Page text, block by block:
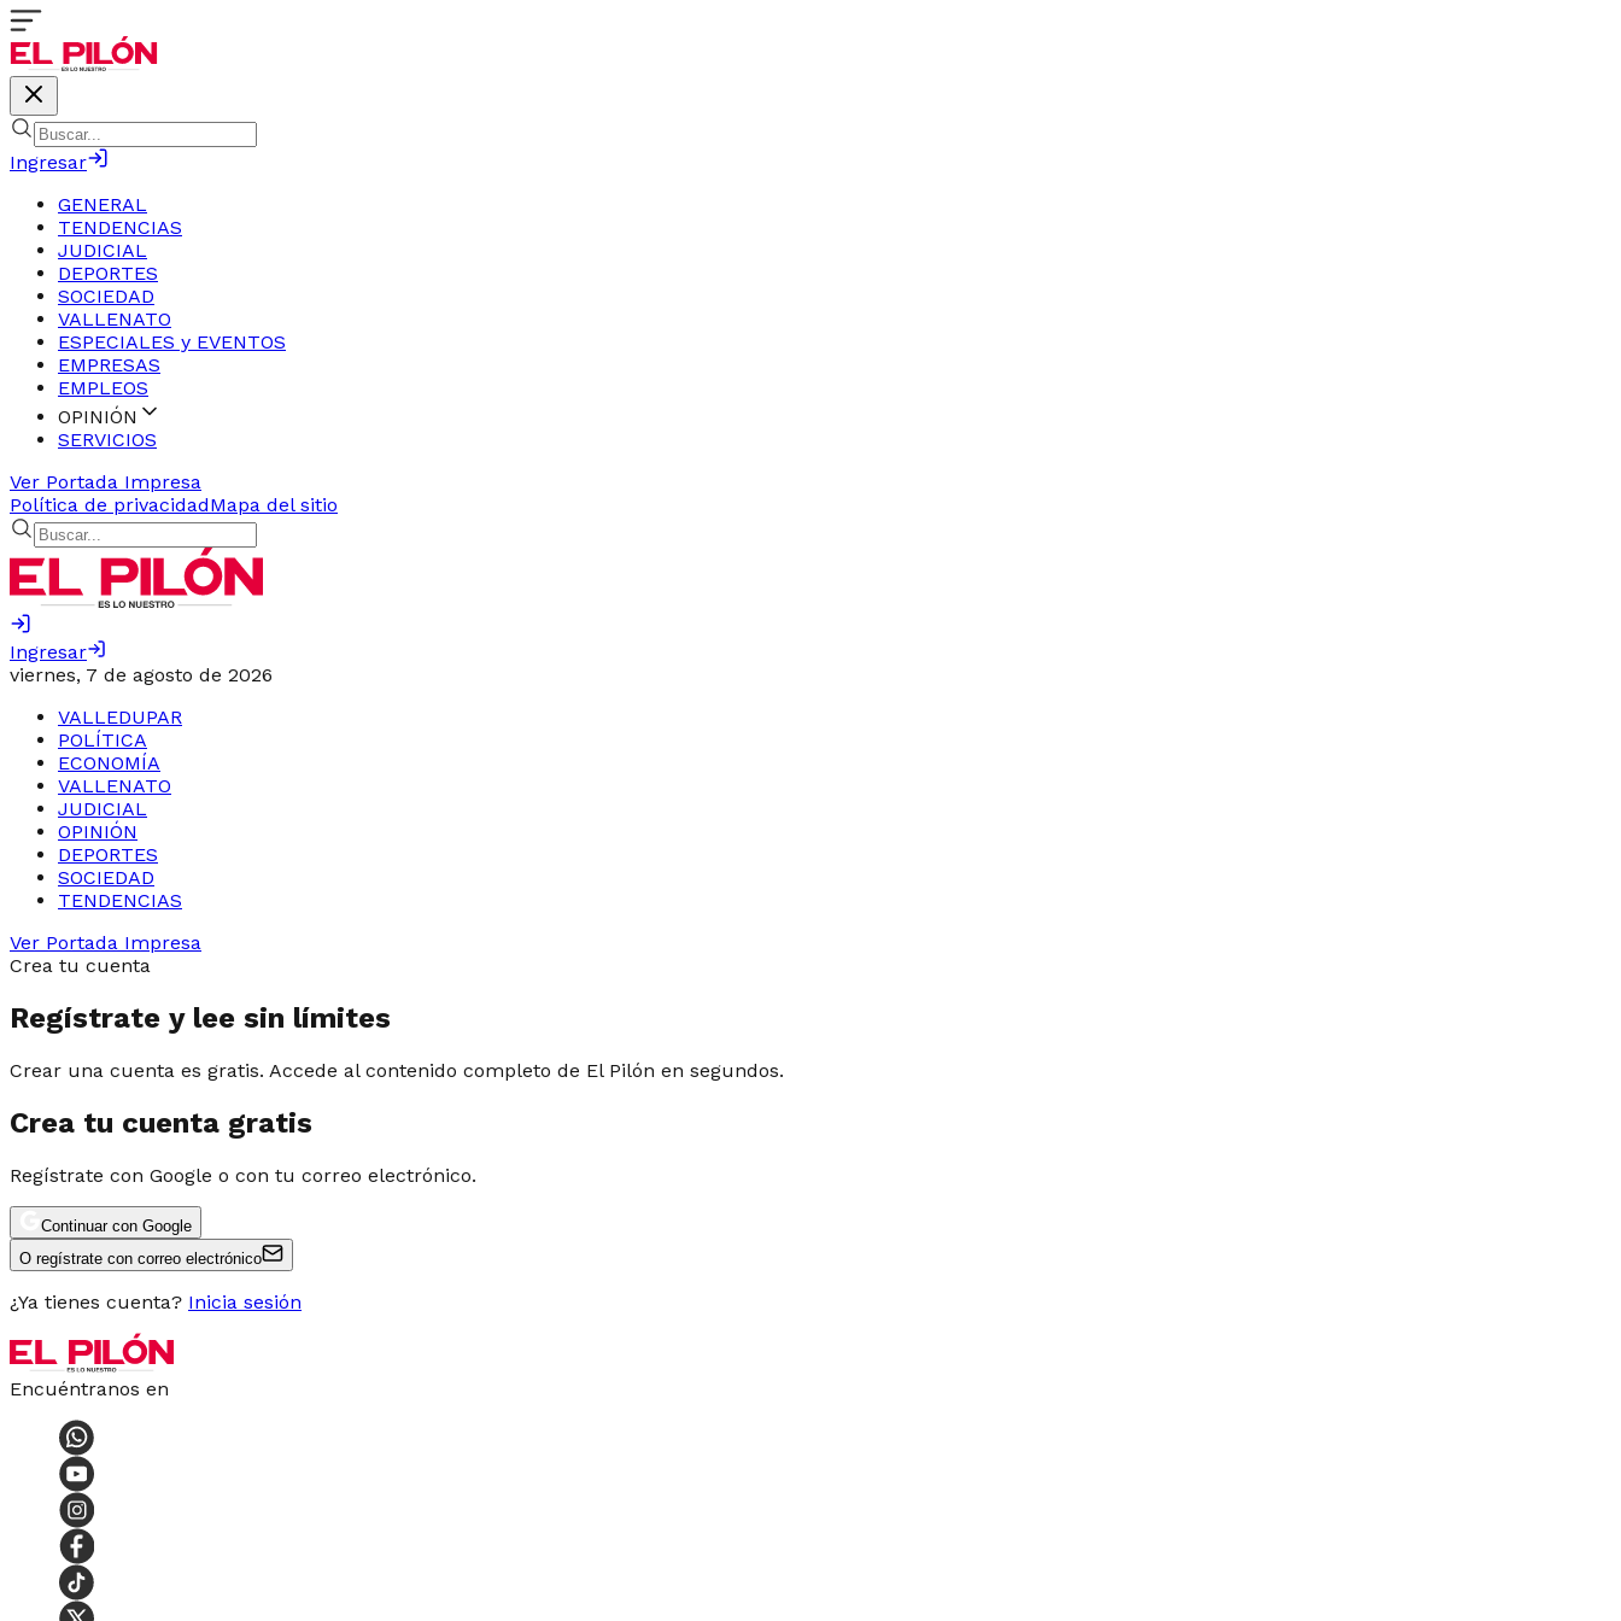
Ingresar
GENERAL
TENDENCIAS
JUDICIAL
DEPORTES
SOCIEDAD
VALLENATO
ESPECIALES y EVENTOS
EMPRESAS
EMPLEOS
OPINIÓN
SERVICIOS
Ver Portada Impresa
Política de privacidadMapa del sitio
Ingresar
viernes, 7 de agosto de 2026
VALLEDUPAR
POLÍTICA
ECONOMÍA
VALLENATO
JUDICIAL
OPINIÓN
DEPORTES
SOCIEDAD
TENDENCIAS
Ver Portada Impresa
Crea tu cuenta
Regístrate y lee sin límites
Crear una cuenta es gratis. Accede al contenido completo de El Pilón en segundos.
Crea tu cuenta gratis
Regístrate con Google o con tu correo electrónico.
Continuar con Google
O regístrate con correo electrónico
¿Ya tienes cuenta? Inicia sesión
Encuéntranos en